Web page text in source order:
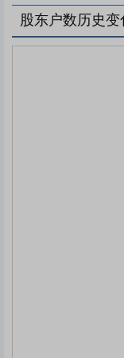
股东户数历史